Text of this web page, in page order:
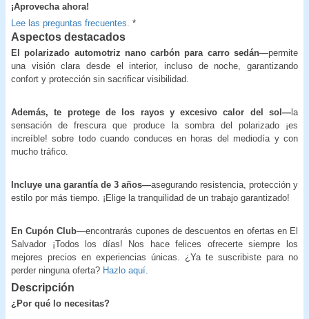
¡Aprovecha ahora!
Lee las preguntas frecuentes. *
Aspectos destacados
El polarizado automotriz nano carbón para carro sedán—permite
una visión clara desde el interior, incluso de noche, garantizando
confort y protección sin sacrificar visibilidad.
Además, te protege de los rayos y excesivo calor del sol— la
sensación de frescura que produce la sombra del polarizado ¡es
increíble! sobre todo cuando conduces en horas del mediodía y con
mucho tráfico.
Incluye una garantía de 3 años—asegurando resistencia, protección y
estilo por más tiempo. ¡Elige la tranquilidad de un trabajo garantizado!
En Cupón Club—encontrarás cupones de descuentos en ofertas en El
Salvador ¡Todos los días! Nos hace felices ofrecerte siempre los
mejores precios en experiencias únicas. ¿Ya te suscribiste para no
perder ninguna oferta? Hazlo aquí
Descripción
¿Por qué lo necesitas?